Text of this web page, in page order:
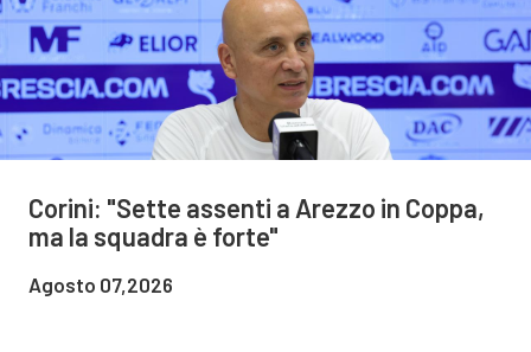
Corini: "Sette assenti a Arezzo in Coppa,
ma la squadra è forte"
Agosto 07,2026